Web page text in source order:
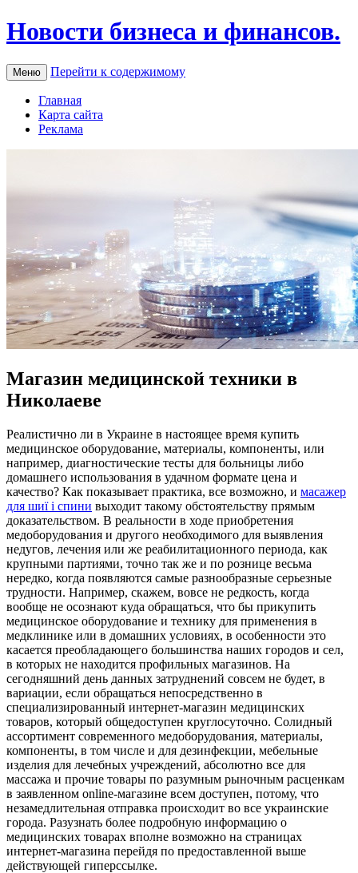
Новости бизнеса и финансов.
Меню Перейти к содержимому
Главная
Карта сайта
Реклама
Магазин медицинской техники в
Николаеве
Рeaлистичнo ли в Укрaинe в настоящее время купить
медицинское оборудование, материалы, компоненты, или
например, диагностические тесты для больницы либо
домашнего использования в удачном формате цена и
качество? Как показывает практика, все возможно, и масажер
для шиї і спини выходит такому обстоятельству прямым
доказательством. В реальности в ходе приобретения
медоборудования и другого необходимого для выявления
недугов, лечения или же реабилитационного периода, как
крупными партиями, точно так же и по рознице весьма
нередко, когда появляются самые разнообразные серьезные
трудности. Например, скажем, вовсе не редкость, когда
вообще не осознают куда обращаться, что бы прикупить
медицинское оборудование и технику для применения в
медклинике или в домашних условиях, в особенности это
касается преобладающего большинства наших городов и сел,
в которых не находится профильных магазинов. На
сегодняшний день данных затруднений совсем не будет, в
вариации, если обращаться непосредственно в
специализированный интернет-магазин медицинских
товаров, который общедоступен круглосуточно. Солидный
ассортимент современного медоборудования, материалы,
компоненты, в том числе и для дезинфекции, мебельные
изделия для лечебных учреждений, абсолютно все для
массажа и прочие товары по разумным рыночным расценкам
в заявленном online-магазине всем доступен, потому, что
незамедлительная отправка происходит во все украинские
города. Разузнать более подробную информацию о
медицинских товарах вполне возможно на страницах
интернет-магазина перейдя по предоставленной выше
действующей гиперссылке.